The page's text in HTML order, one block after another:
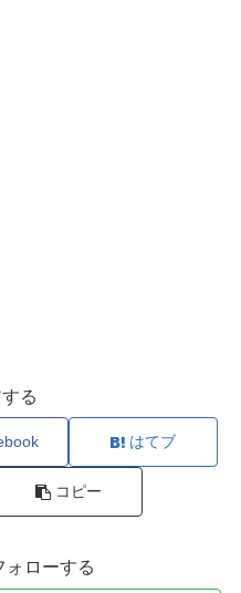
る
はてブ
コピー
ォローする